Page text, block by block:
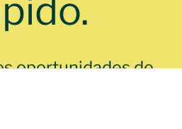
oportunidades de